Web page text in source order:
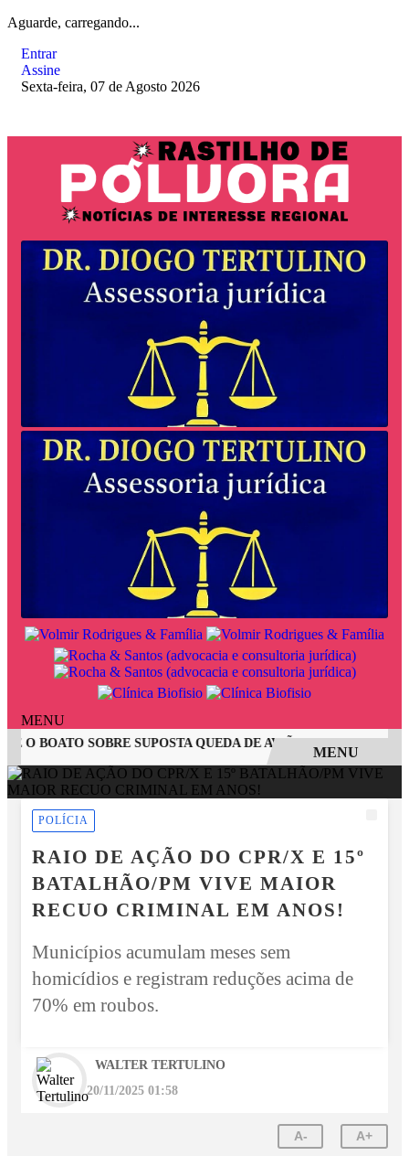
Aguarde, carregando...
Entrar
Assine
Sexta-feira, 07 de Agosto 2026
MENU
O BOATO SOBRE SUPOSTA QUEDA DE AVIÃO COM JOVENS DE
EM ALTA
MENU
POLÍCIA
RAIO DE AÇÃO DO CPR/X E 15º
BATALHÃO/PM VIVE MAIOR
RECUO CRIMINAL EM ANOS!
Municípios acumulam meses sem
homicídios e registram reduções acima de
70% em roubos.
WALTER TERTULINO
20/11/2025 01:58
A- A+